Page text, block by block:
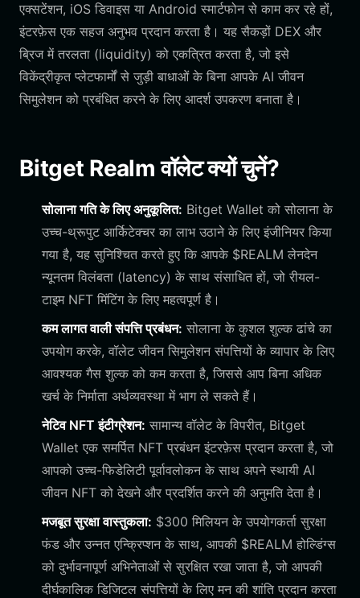
एक्सटेंशन, iOS डिवाइस या Android स्मार्टफोन से काम कर रहे हों,
इंटरफ़ेस एक सहज अनुभव प्रदान करता है। यह सैकड़ों DEX और
ब्रिज में तरलता (liquidity) को एकत्रित करता है, जो इसे
विकेंद्रीकृत प्लेटफार्मों से जुड़ी बाधाओं के बिना आपके AI जीवन
सिमुलेशन को प्रबंधित करने के लिए आदर्श उपकरण बनाता है।
Bitget Realm वॉलेट क्यों चुनें?
सोलाना गति के लिए अनुकूलित: Bitget Wallet को सोलाना के
उच्च-थ्रूपुट आर्किटेक्चर का लाभ उठाने के लिए इंजीनियर किया
गया है, यह सुनिश्चित करते हुए कि आपके $REALM लेनदेन
न्यूनतम विलंबता (latency) के साथ संसाधित हों, जो रीयल-
टाइम NFT मिंटिंग के लिए महत्वपूर्ण है।
कम लागत वाली संपत्ति प्रबंधन: सोलाना के कुशल शुल्क ढांचे का
उपयोग करके, वॉलेट जीवन सिमुलेशन संपत्तियों के व्यापार के लिए
आवश्यक गैस शुल्क को कम करता है, जिससे आप बिना अधिक
खर्च के निर्माता अर्थव्यवस्था में भाग ले सकते हैं।
नेटिव NFT इंटीग्रेशन: सामान्य वॉलेट के विपरीत, Bitget
Wallet एक समर्पित NFT प्रबंधन इंटरफ़ेस प्रदान करता है, जो
आपको उच्च-फिडेलिटी पूर्वावलोकन के साथ अपने स्थायी AI
जीवन NFT को देखने और प्रदर्शित करने की अनुमति देता है।
मजबूत सुरक्षा वास्तुकला: $300 मिलियन के उपयोगकर्ता सुरक्षा
फंड और उन्नत एन्क्रिप्शन के साथ, आपकी $REALM होल्डिंग्स
को दुर्भावनापूर्ण अभिनेताओं से सुरक्षित रखा जाता है, जो आपकी
दीर्घकालिक डिजिटल संपत्तियों के लिए मन की शांति प्रदान करता